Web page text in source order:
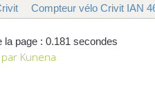
Compteur vélo Crivit IAN
la page : 0.181 secondes
Kunena